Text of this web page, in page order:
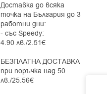
Доставка до всяка
точка на България до 3
работни дни:
- със Speedy:
4.90 лв./2.51€
БЕЗПЛАТНА ДОСТАВКА
при поръчка над 50
лв./25.56€